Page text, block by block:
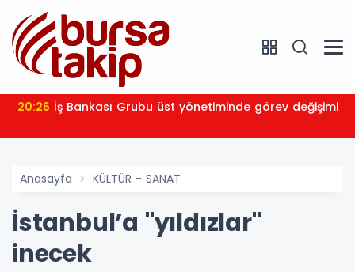
20:26 İş Bankası Grubu üst yönetiminde görev değişimi
Anasayfa KÜLTÜR - SANAT
İstanbul’a "yıldızlar"
inecek